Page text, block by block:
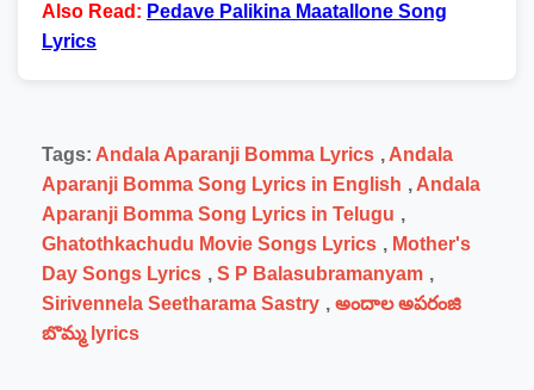
Also Read: Pedave Palikina Maatallone Song
Lyrics
Tags: Andala Aparanji Bomma Lyrics , Andala
Aparanji Bomma Song Lyrics in English , Andala
Aparanji Bomma Song Lyrics in Telugu ,
Ghatothkachudu Movie Songs Lyrics , Mother's
Day Songs Lyrics , S P Balasubramanyam ,
Sirivennela Seetharama Sastry , అందాల అపరంజి
బొమ్మ lyrics